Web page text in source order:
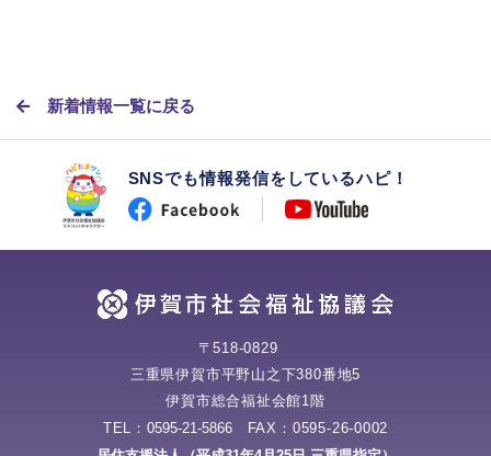
新着情報一覧に戻る
SNSでも情報発信をしているハピ！
〒518-0829
三重県伊賀市平野山之下380番地5
伊賀市総合福祉会館1階
TEL： 0595-21-5866FAX：0595-26-0002